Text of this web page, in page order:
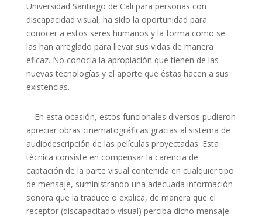
Universidad Santiago de Cali para personas con
discapacidad visual, ha sido la oportunidad para
conocer a estos seres humanos y la forma como se
las han arreglado para llevar sus vidas de manera
eficaz. No conocía la apropiación que tienen de las
nuevas tecnologías y el aporte que éstas hacen a sus
existencias.
En esta ocasión, estos funcionales diversos pudieron
apreciar obras cinematográficas gracias al sistema de
audiodescripción de las películas proyectadas. Esta
técnica consiste en compensar la carencia de
captación de la parte visual contenida en cualquier tipo
de mensaje, suministrando una adecuada información
sonora que la traduce o explica, de manera que el
receptor (discapacitado visual) perciba dicho mensaje